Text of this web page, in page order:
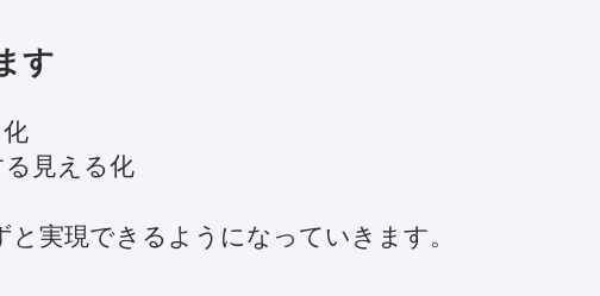
す
見える化
実現できるようになっていきます。